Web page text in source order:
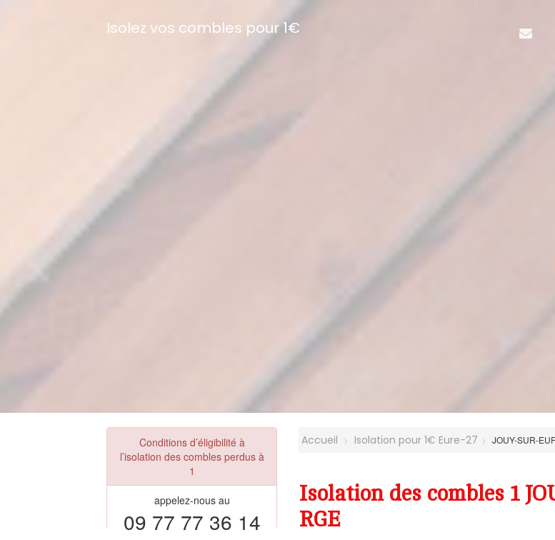
Isolez vos combles pour 1€
Conditions d’éligibilité à
l’isolation des combles perdus à
1
appelez-nous au
09 77 77 36 14
Accueil Isolation pour 1€ Eure-27 JOUY-SUR-
Isolation des combles 1
RGE